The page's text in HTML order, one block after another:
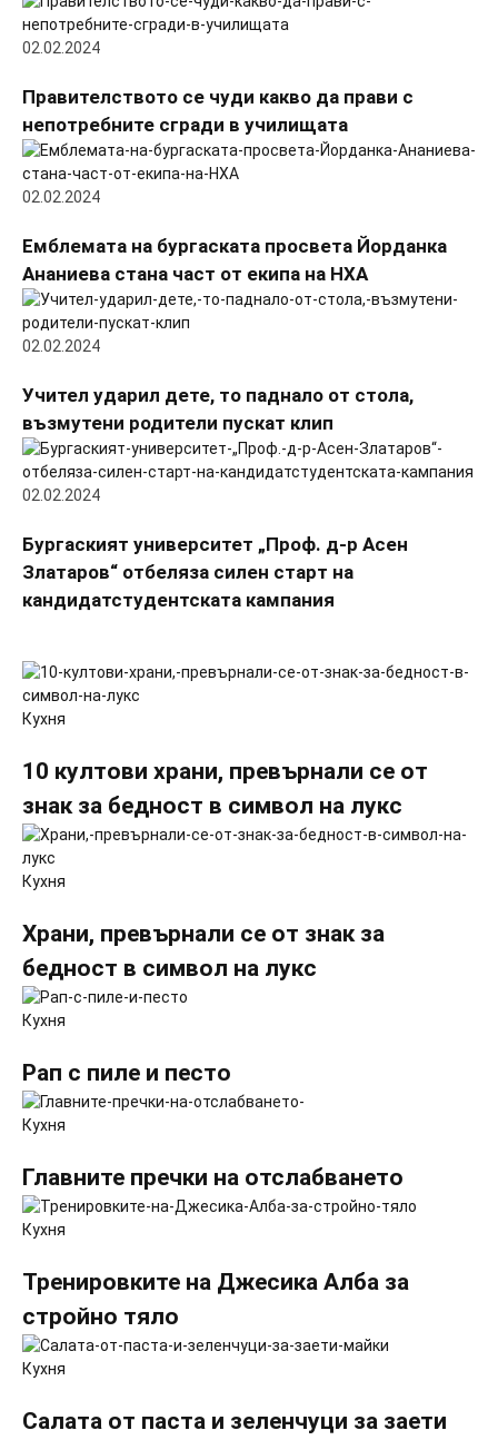
02.02.2024
Правителството се чуди какво да прави с
непотребните сгради в училищата
02.02.2024
Емблемата на бургаската просвета Йорданка
Ананиева стана част от екипа на НХА
02.02.2024
Учител ударил дете, то паднало от стола,
възмутени родители пускат клип
02.02.2024
Бургаският университет „Проф. д-р Асен
Златаров“ отбеляза силен старт на
кандидатстудентската кампания
Кухня
10 култови храни, превърнали се от
знак за бедност в символ на лукс
Кухня
Храни, превърнали се от знак за
бедност в символ на лукс
Кухня
Рап с пиле и песто
Кухня
Главните пречки на отслабването
Кухня
Тренировките на Джесика Алба за
стройно тяло
Кухня
Салата от паста и зеленчуци за заети